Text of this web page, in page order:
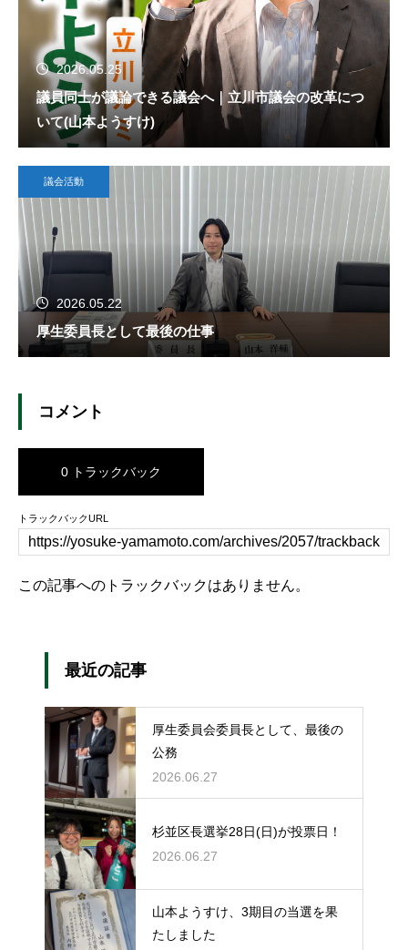
2026.05.25
議員同士が議論できる議会へ｜立川市議会の改革につ
いて(山本ようすけ)
議会活動
2026.05.22
厚生委員長として最後の仕事
コメント
0 トラックバック
トラックバックURL
この記事へのトラックバックはありません。
最近の記事
厚生委員会委員長として、最後の
公務
2026.06.27
杉並区長選挙28日(日)が投票日！
2026.06.27
山本ようすけ、3期目の当選を果
たしました